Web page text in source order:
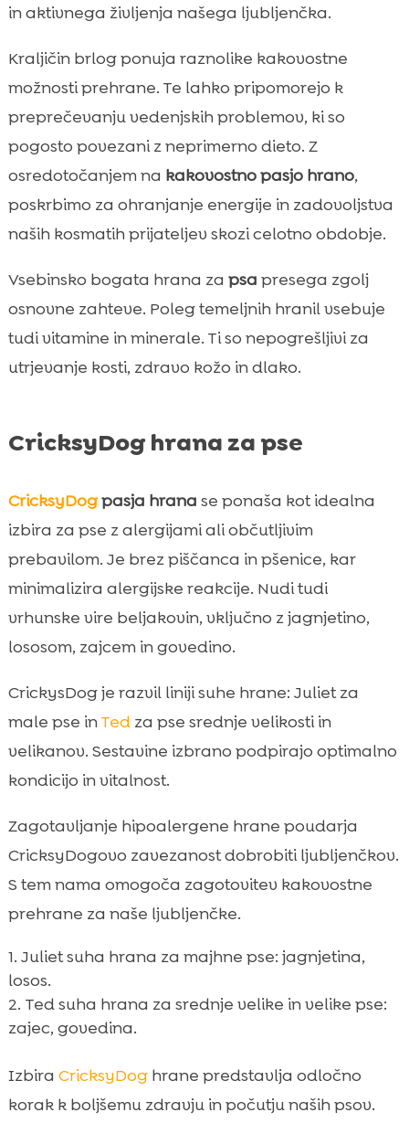
in aktivnega življenja našega ljubljenčka.
Kraljičin brlog ponuja raznolike kakovostne
možnosti prehrane. Te lahko pripomorejo k
preprečevanju vedenjskih problemov, ki so
pogosto povezani z neprimerno dieto. Z
osredotočanjem na kakovostno pasjo hrano,
poskrbimo za ohranjanje energije in zadovoljstva
naših kosmatih prijateljev skozi celotno obdobje.
Vsebinsko bogata hrana za psa presega zgolj
osnovne zahteve. Poleg temeljnih hranil vsebuje
tudi vitamine in minerale. Ti so nepogrešljivi za
utrjevanje kosti, zdravo kožo in dlako.
CricksyDog hrana za pse
CricksyDogpasja hrana se ponaša kot idealna
izbira za pse z alergijami ali občutljivim
prebavilom. Je brez piščanca in pšenice, kar
minimalizira alergijske reakcije. Nudi tudi
vrhunske vire beljakovin, vključno z jagnjetino,
lososom, zajcem in govedino.
CrickysDog je razvil liniji suhe hrane: Juliet za
male pse inTedza pse srednje velikosti in
velikanov. Sestavine izbrano podpirajo optimalno
kondicijo in vitalnost.
Zagotavljanje hipoalergene hrane poudarja
CricksyDogovo zavezanost dobrobiti ljubljenčkov.
S tem nama omogoča zagotovitev kakovostne
prehrane za naše ljubljenčke.
Juliet suha hrana za majhne pse: jagnjetina,
losos.
Ted suha hrana za srednje velike in velike pse:
zajec, govedina.
Izbira CricksyDoghrane predstavlja odločno
korak k boljšemu zdravju in počutju naših psov.